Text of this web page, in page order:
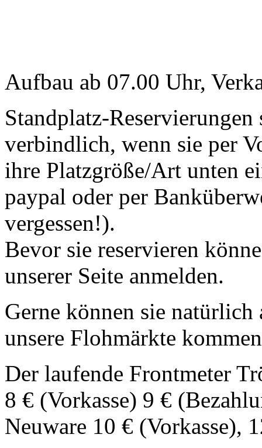
Aufbau ab 07.00 Uhr,
Standplatz-
verbindlich, wenn sie per
ihre Platzgröße/Art unten
paypal oder per
vergessen!).
Bevor sie reservieren
unserer Seite anmelden.
Gerne können sie
unsere Flohmärkte
Der laufende Frontmeter
8 € (Vorkasse) 9 €
Neuware 10 € (Vorkasse),